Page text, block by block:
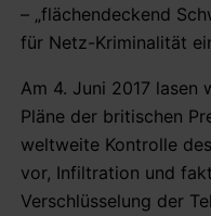
– „flächendeckend
für Netz-Kriminalität
Am 4. Juni 2017 lasen
Pläne der britischen
weltweite Kontrolle
vor, Infiltration und
Verschlüsselung der